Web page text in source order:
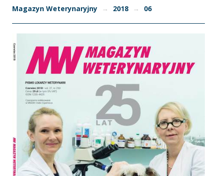
Magazyn Weterynaryjny → 2018 → 06